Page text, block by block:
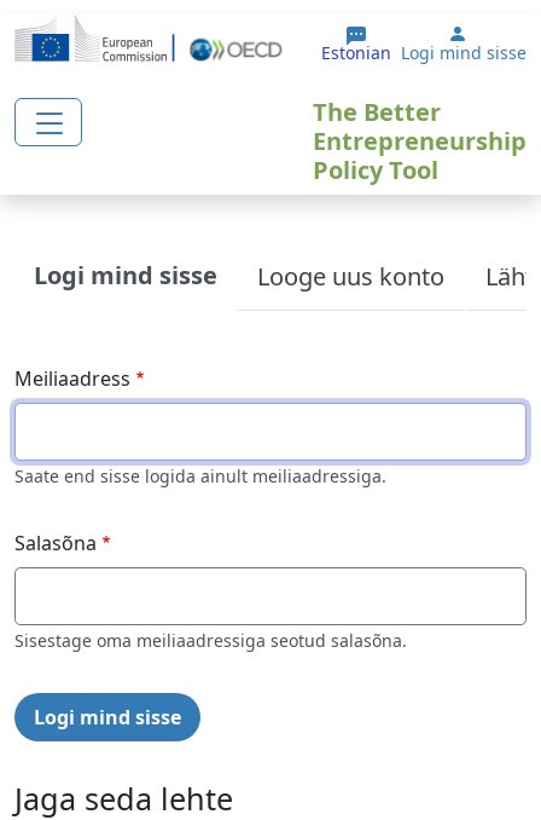
Liigu edasi põhisisu juurde
Estonian User
Logi mind sisse
The Better
Entrepreneurship
Policy Tool
Primary tabs
Logi mind sisse Looge uus konto
Meiliaadress
Saate end sisse logida ainult meiliaadressiga.
Salasõna
Sisestage oma meiliaadressiga seotud salasõna.
Jaga seda lehte